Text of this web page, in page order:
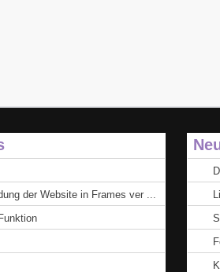
der Website in Frames ver ...